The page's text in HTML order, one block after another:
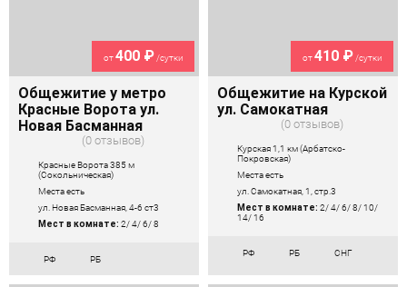
от400 ₽ /сутки
Общежитие у метро
Красные Ворота ул.
Новая Басманная
0 отзывов
Красные Ворота 385 м
(Сокольническая)
Места есть
ул. Новая Басманная, 4-6 ст3
Мест в комнате: 2/ 4/ 6/ 8
РФ РБ
от410 ₽ /сутки
Общежитие на Курской
ул. Самокатная
0 отзывов
Курская 1,1 км (Арбатско-
Покровская)
Места есть
ул. Самокатная, 1, стр.3
Мест в комнате: 2/ 4/ 6/ 8/ 10/
14/ 16
РФ РБ СНГ